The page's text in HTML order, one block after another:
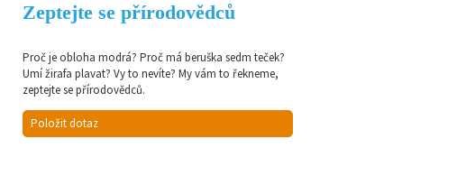
Zeptejte se přírodovědců
Proč je obloha modrá? Proč má beruška sedm teček?
Umí žirafa plavat? Vy to nevíte? My vám to řekneme,
zeptejte se přírodovědců.
Položit dotaz